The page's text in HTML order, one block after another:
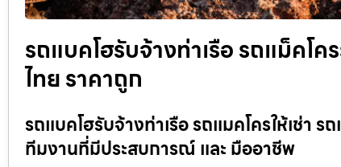
รถแบคโฮรับจ้างท่าเรือ รถแม็คโ
ไทย ราคาถูก
รถแบคโฮรับจ้างท่าเรือ รถแมคโครให้เช่า
ทีมงานที่มีประสบการณ์ และ มืออาชีพ